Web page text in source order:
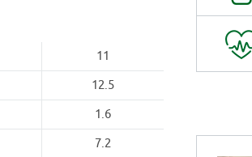
11
12.5
1.6
7.2